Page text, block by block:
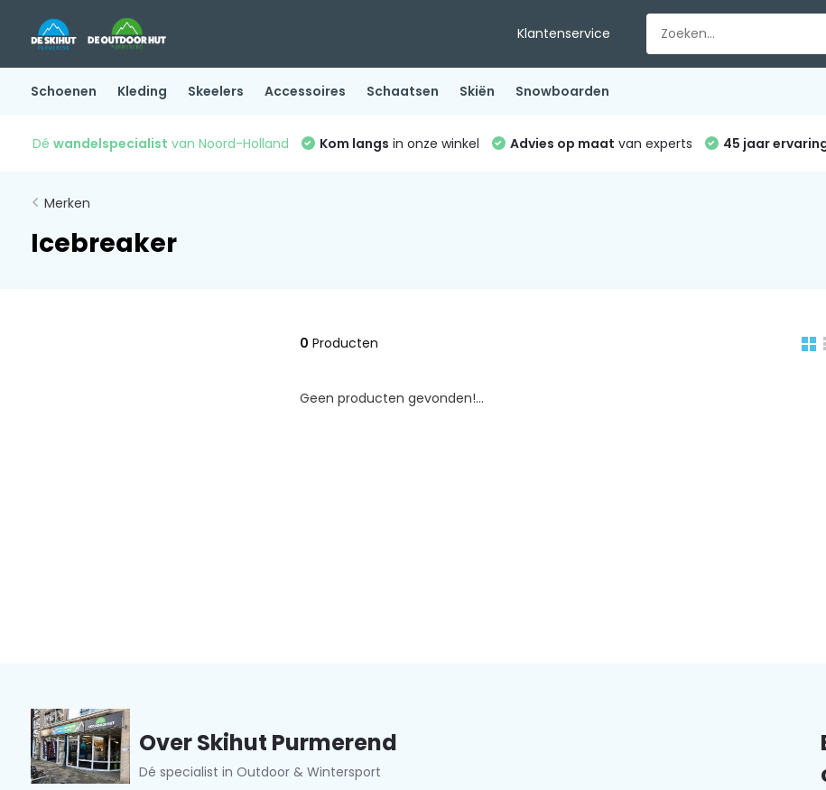
Klantenservice
Schoenen Kleding Skeelers Accessoires Schaatsen Skiën Snowboarden
Dé wandelspecialist van Noord-Holland Kom langs in onze winkel Advies op maat van experts 45 jaar
Merken
Icebreaker
0 Producten
Geen producten gevonden!...
Over Skihut Purmerend
Dé specialist in Outdoor & Wintersport